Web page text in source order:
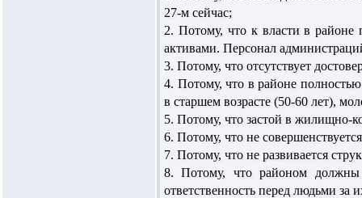
27-м сейчас;
2. Потому, что к власти в
активами. Персонал
3. Потому, что отсутствует
4. Потому, что в районе
в старшем возрасте (50-60 лет),
5. Потому, что застой в жилищно-
6. Потому, что не
7. Потому, что не развивается
8. Потому, что районом должны
ответственность перед людьми за